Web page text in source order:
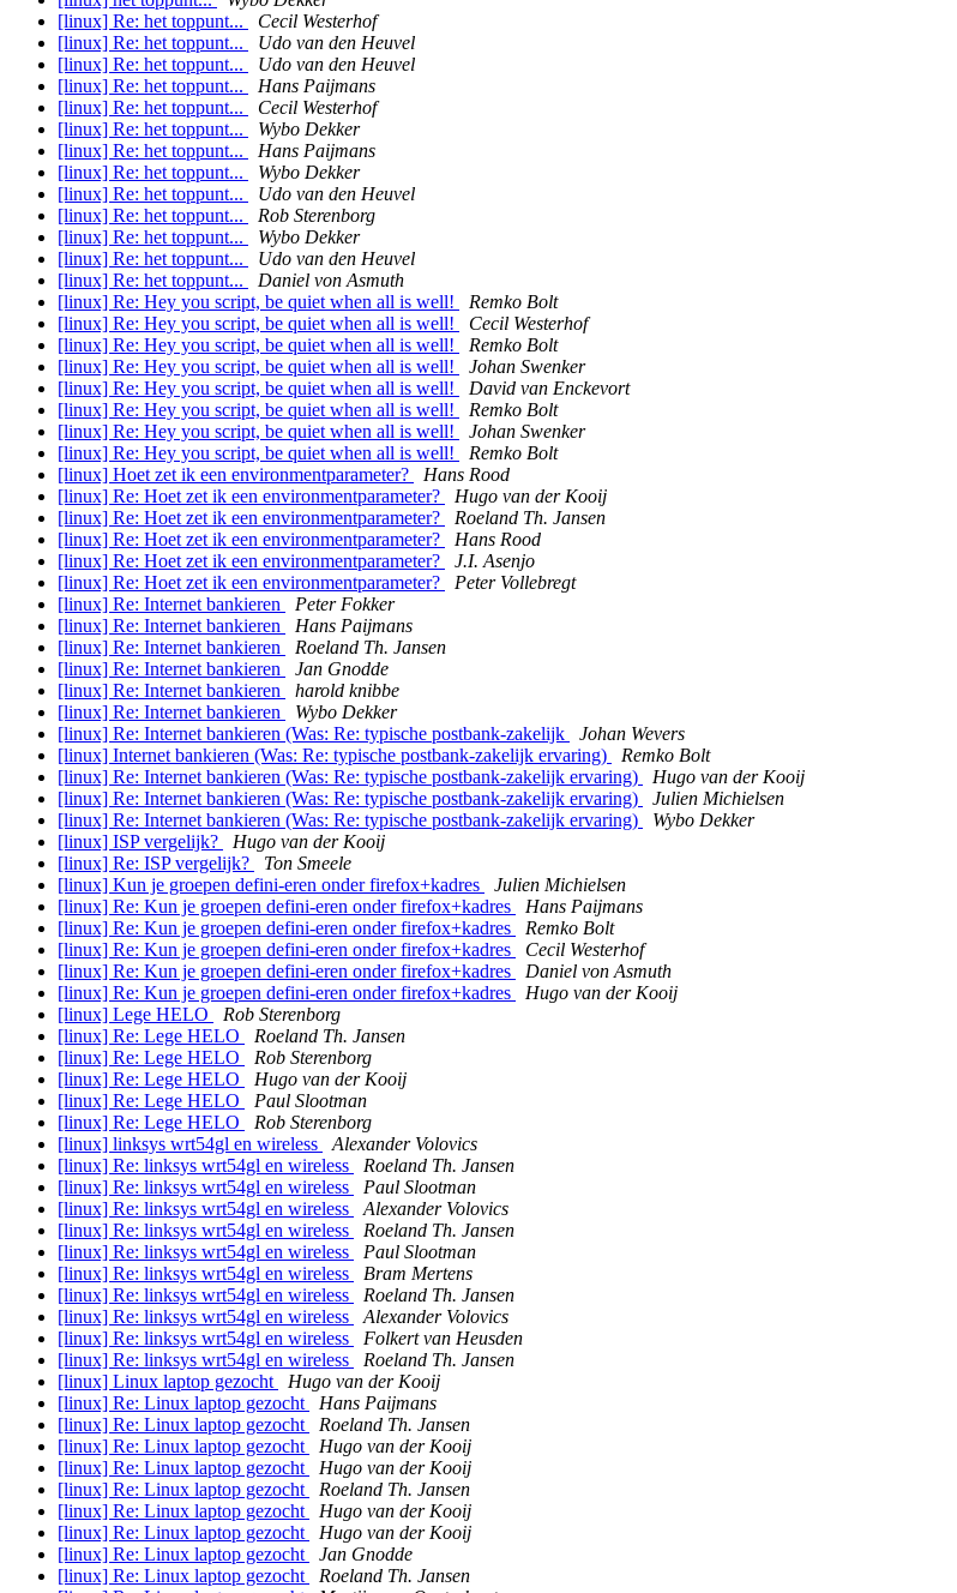
[linux] Re: het toppunt...
Cecil Westerhof
[linux] Re: het toppunt...
Udo van den Heuvel
[linux] Re: het toppunt...
Udo van den Heuvel
[linux] Re: het toppunt...
Hans Paijmans
[linux] Re: het toppunt...
Cecil Westerhof
[linux] Re: het toppunt...
Wybo Dekker
[linux] Re: het toppunt...
Hans Paijmans
[linux] Re: het toppunt...
Wybo Dekker
[linux] Re: het toppunt...
Udo van den Heuvel
[linux] Re: het toppunt...
Rob Sterenborg
[linux] Re: het toppunt...
Wybo Dekker
[linux] Re: het toppunt...
Udo van den Heuvel
[linux] Re: het toppunt...
Daniel von Asmuth
[linux] Re: Hey you script, be quiet when all is well!
Remko Bolt
[linux] Re: Hey you script, be quiet when all is well!
Cecil Westerhof
[linux] Re: Hey you script, be quiet when all is well!
Remko Bolt
[linux] Re: Hey you script, be quiet when all is well!
Johan Swenker
[linux] Re: Hey you script, be quiet when all is well!
David van Enckevort
[linux] Re: Hey you script, be quiet when all is well!
Remko Bolt
[linux] Re: Hey you script, be quiet when all is well!
Johan Swenker
[linux] Re: Hey you script, be quiet when all is well!
Remko Bolt
[linux] Hoet zet ik een environmentparameter?
Hans Rood
[linux] Re: Hoet zet ik een environmentparameter?
Hugo van der Kooij
[linux] Re: Hoet zet ik een environmentparameter?
Roeland Th. Jansen
[linux] Re: Hoet zet ik een environmentparameter?
Hans Rood
[linux] Re: Hoet zet ik een environmentparameter?
J.I. Asenjo
[linux] Re: Hoet zet ik een environmentparameter?
Peter Vollebregt
[linux] Re: Internet bankieren
Peter Fokker
[linux] Re: Internet bankieren
Hans Paijmans
[linux] Re: Internet bankieren
Roeland Th. Jansen
[linux] Re: Internet bankieren
Jan Gnodde
[linux] Re: Internet bankieren
harold knibbe
[linux] Re: Internet bankieren
Wybo Dekker
[linux] Re: Internet bankieren (Was: Re: typische postbank-zakelijk
Johan Wevers
[linux] Internet bankieren (Was: Re: typische postbank-zakelijk ervaring)
Remko Bolt
[linux] Re: Internet bankieren (Was: Re: typische postbank-zakelijk ervaring)
Hugo van der Kooij
[linux] Re: Internet bankieren (Was: Re: typische postbank-zakelijk ervaring)
Julien Michielsen
[linux] Re: Internet bankieren (Was: Re: typische postbank-zakelijk ervaring)
Wybo Dekker
[linux] ISP vergelijk?
Hugo van der Kooij
[linux] Re: ISP vergelijk?
Ton Smeele
[linux] Kun je groepen defini-eren onder firefox+kadres
Julien Michielsen
[linux] Re: Kun je groepen defini-eren onder firefox+kadres
Hans Paijmans
[linux] Re: Kun je groepen defini-eren onder firefox+kadres
Remko Bolt
[linux] Re: Kun je groepen defini-eren onder firefox+kadres
Cecil Westerhof
[linux] Re: Kun je groepen defini-eren onder firefox+kadres
Daniel von Asmuth
[linux] Re: Kun je groepen defini-eren onder firefox+kadres
Hugo van der Kooij
[linux] Lege HELO
Rob Sterenborg
[linux] Re: Lege HELO
Roeland Th. Jansen
[linux] Re: Lege HELO
Rob Sterenborg
[linux] Re: Lege HELO
Hugo van der Kooij
[linux] Re: Lege HELO
Paul Slootman
[linux] Re: Lege HELO
Rob Sterenborg
[linux] linksys wrt54gl en wireless
Alexander Volovics
[linux] Re: linksys wrt54gl en wireless
Roeland Th. Jansen
[linux] Re: linksys wrt54gl en wireless
Paul Slootman
[linux] Re: linksys wrt54gl en wireless
Alexander Volovics
[linux] Re: linksys wrt54gl en wireless
Roeland Th. Jansen
[linux] Re: linksys wrt54gl en wireless
Paul Slootman
[linux] Re: linksys wrt54gl en wireless
Bram Mertens
[linux] Re: linksys wrt54gl en wireless
Roeland Th. Jansen
[linux] Re: linksys wrt54gl en wireless
Alexander Volovics
[linux] Re: linksys wrt54gl en wireless
Folkert van Heusden
[linux] Re: linksys wrt54gl en wireless
Roeland Th. Jansen
[linux] Linux laptop gezocht
Hugo van der Kooij
[linux] Re: Linux laptop gezocht
Hans Paijmans
[linux] Re: Linux laptop gezocht
Roeland Th. Jansen
[linux] Re: Linux laptop gezocht
Hugo van der Kooij
[linux] Re: Linux laptop gezocht
Hugo van der Kooij
[linux] Re: Linux laptop gezocht
Roeland Th. Jansen
[linux] Re: Linux laptop gezocht
Hugo van der Kooij
[linux] Re: Linux laptop gezocht
Hugo van der Kooij
[linux] Re: Linux laptop gezocht
Jan Gnodde
[linux] Re: Linux laptop gezocht
Roeland Th. Jansen